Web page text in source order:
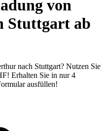
von
Stuttgart ab
nach Stuttgart? Nutzen Sie
Erhalten Sie in nur 4
ausfüllen!